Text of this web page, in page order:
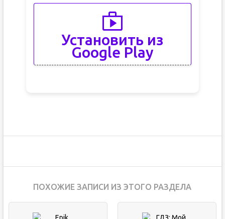
Установить из
Google Play
ПОХОЖИЕ ЗАПИСИ ИЗ ЭТОГО РАЗДЕЛА